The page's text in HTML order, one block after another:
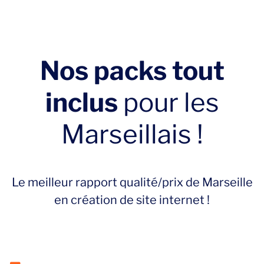
Nos packs tout
inclus pour les
Marseillais !
Le meilleur rapport qualité/prix de Marseille
en création de site internet !